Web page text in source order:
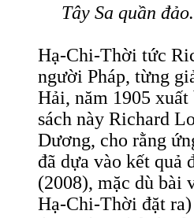
Tây Sa quần
Hạ-Chi-Thời tức
người Pháp, từng
Hải, năm 1905
sách này Richard
Dương, cho rằng
đã dựa vào kết quả
(2008), mặc dù bài
Hạ-Chi-Thời đặt